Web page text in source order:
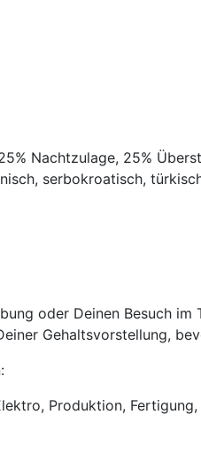
Nachtzulage, 25%
serbokroatisch,
oder Deinen Besuch
Gehaltsvorstellung,
Produktion,